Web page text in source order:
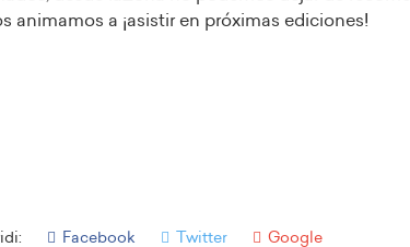
animamos a ¡asistir en próximas ediciones!
Facebook Twitter Google